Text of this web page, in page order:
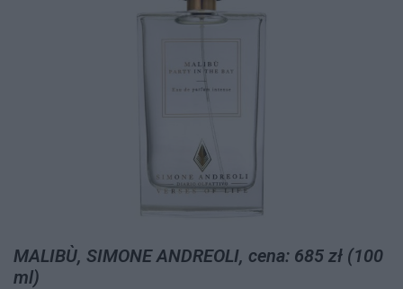
MALIBÙ, SIMONE ANDREOLI, cena: 685 zł (100
ml)